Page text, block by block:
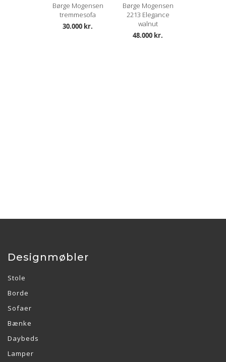
Børge Mogensen
tremmesofa
30.000 kr.
Børge Mogensen
2213 Elegance
walnut
48.000 kr.
Designmøbler
Stole
Borde
Sofaer
Bænke
Daybeds
Lamper